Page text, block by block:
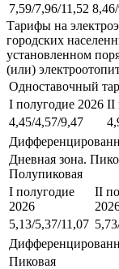
7,59/7,96/11,52
Тарифы на
городских
установленном
(или)
Одноставочный
I полугодие 2026 II
4,45/4,57/9,47
Дневная зона.
Полупиковая
I полугодие
2026
II
5,13/5,37/11,07
Пиковая